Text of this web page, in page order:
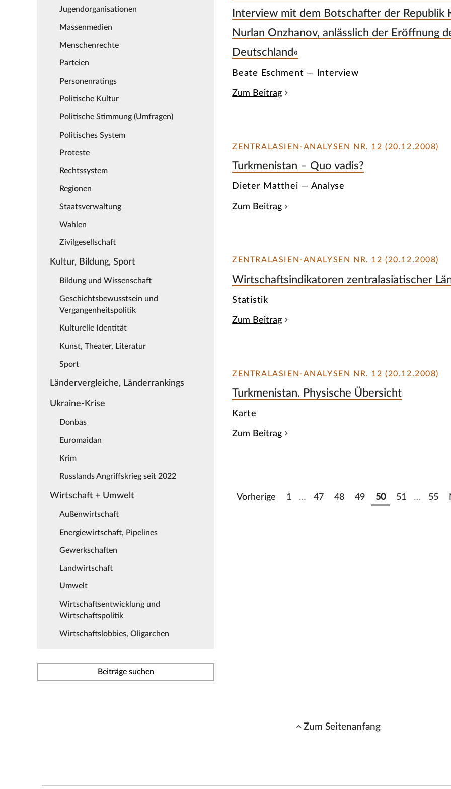
Jugendorganisationen
Massenmedien
Menschenrechte
Parteien
Personenratings
Politische Kultur
Politische Stimmung (Umfragen)
Politisches System
Proteste
Rechtssystem
Regionen
Staatsverwaltung
Wahlen
Zivilgesellschaft
Kultur, Bildung, Sport
Bildung und Wissenschaft
Geschichtsbewusstsein und
Vergangenheitspolitik
Kulturelle Identität
Kunst, Theater, Literatur
Sport
Ländervergleiche, Länderrankings
Ukraine-Krise
Donbas
Euromaidan
Krim
Russlands Angriffskrieg seit 2022
Wirtschaft + Umwelt
Außenwirtschaft
Energiewirtschaft, Pipelines
Gewerkschaften
Landwirtschaft
Umwelt
Wirtschaftsentwicklung und
Wirtschaftspolitik
Wirtschaftslobbies, Oligarchen
Beiträge suchen
Interview mit dem Botschafter der Republik
Nurlan Onzhanov, anlässlich der Eröffnung
Deutschland«
Beate Eschment — Interview
Zum Beitrag
ZENTRALASIEN-ANALYSEN NR. 12 (20.12.2008)
Turkmenistan – Quo vadis?
Dieter Matthei — Analyse
Zum Beitrag
ZENTRALASIEN-ANALYSEN NR. 12 (20.12.2008)
Wirtschaftsindikatoren zentralasiatischer
Statistik
Zum Beitrag
ZENTRALASIEN-ANALYSEN NR. 12 (20.12.2008)
Turkmenistan. Physische Übersicht
Karte
Zum Beitrag
Vorherige 1 … 47 48 49 50 51 … 55
Zum Seitenanfang